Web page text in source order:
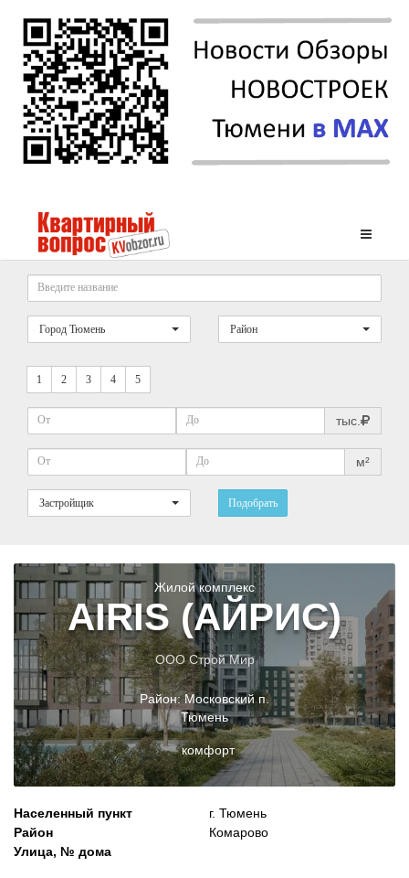
Город Тюмень Район
1 2 3 4 5
тыс.
м²
Застройщик Подобрать
Жилой комплекс
AIRIS (АЙРИС)
ООО Строй Мир
Район:Московский п.
Тюмень
комфорт
Населенный пункт
Район
Улица, № дома
г. Тюмень
Комарово